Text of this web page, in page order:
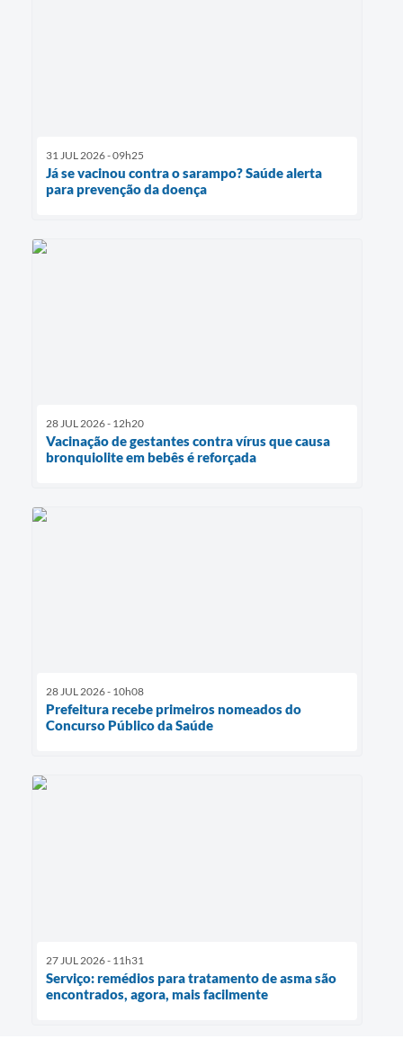
31 JUL 2026 - 09h25
Já se vacinou contra o sarampo? Saúde alerta
para prevenção da doença
28 JUL 2026 - 12h20
Vacinação de gestantes contra vírus que causa
bronquiolite em bebês é reforçada
28 JUL 2026 - 10h08
Prefeitura recebe primeiros nomeados do
Concurso Público da Saúde
27 JUL 2026 - 11h31
Serviço: remédios para tratamento de asma são
encontrados, agora, mais facilmente